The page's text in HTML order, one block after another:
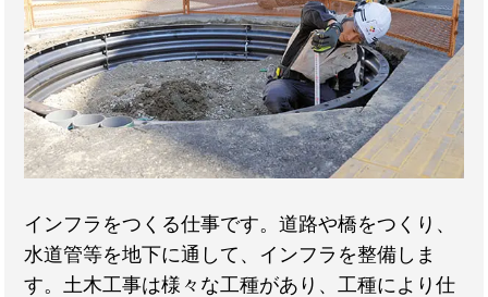
インフラをつくる仕事です。道路や橋をつくり、
水道管等を地下に通して、インフラを整備しま
す。土木工事は様々な工種があり、工種により仕